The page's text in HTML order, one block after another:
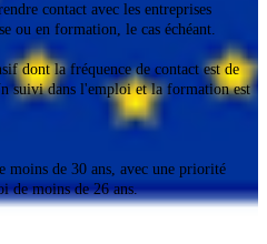
contact avec les entreprises
ou en formation, le cas échéant.
dont la fréquence de contact est de
suivi dans l'emploi et la formation est
moins de 30 ans, avec une priorité
de moins de 26 ans.